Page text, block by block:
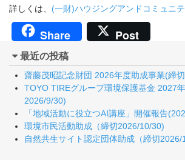
詳しくは、 (一財)ハウジングアンドコミュニ
Share Post
最近の投稿
齋藤茂昭記念財団 2026年度助成事業(締
TOYO TIREグループ環境保護基金 2027
2026/9/30)
「地域活動に役立つAI講座」開催報告
環境市民活動助成（締切2026/10/30)
自然共生サイト認定団体助成（締切2026/